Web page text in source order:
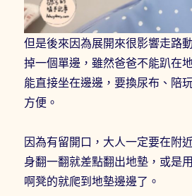
但是後來因為展開來很影響走路
掉一個單邊，雖然爸爸不能趴在
能直接坐在邊邊，要換尿布、陪
方便。
因為有留開口，大人一定要在附
身翻一翻就差點翻出地墊，或是
啊凳的就爬到地墊邊邊了。